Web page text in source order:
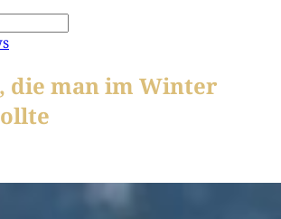
die man im Winter